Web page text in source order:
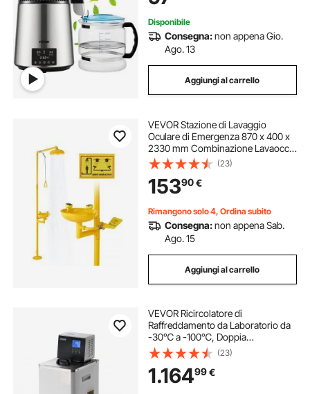
Disponibile
Consegna:non appena Gio.
Ago. 13
Aggiungi al carrello
VEVOR Stazione di Lavaggio
Oculare di Emergenza 870 x 400 x
2330 mm Combinazione Lavaocchi
e Doccia in Acciaio Inossidabile
304, Installazione Semplificata, per
Scuole, Laboratori, Fabbriche,
Giallo
(23)
15390€
Rimangono solo 4, Ordina subito
Consegna:non appena Sab.
Ago. 15
Aggiungi al carrello
VEVOR Ricircolatore di
Raffreddamento da Laboratorio da
-30℃ a -100℃, Doppia
Circolazione Interna ed Esterna da
6 L, Pompa di Circolazione del
Liquido di Raffreddamento a Bassa
Temperatura
(23)
1.16499€